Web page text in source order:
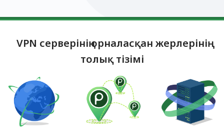
VPN серверінің орналасқан жерлерінің
толық тізімі